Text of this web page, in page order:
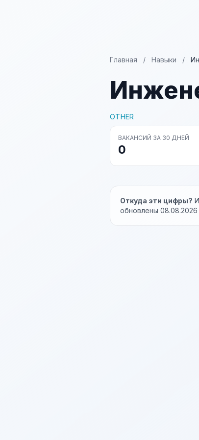
Главная / Навыки /
OTHER
ВАКАНСИЙ ЗА 30 ДНЕЙ
0
Откуда эти цифры?
обновлены 08.08.2026